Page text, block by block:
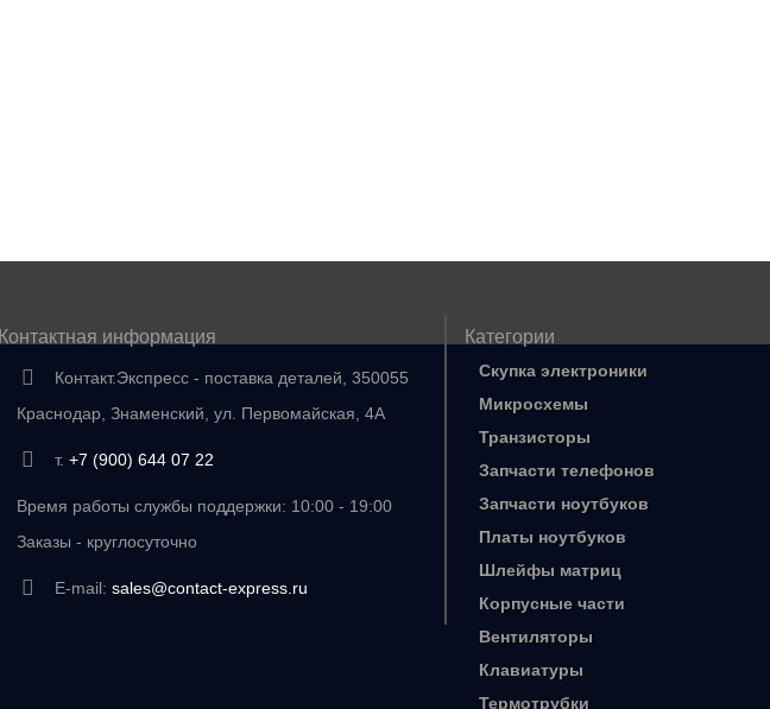
Контактная информация
Контакт.Экспресс - поставка деталей, 350055
Краснодар, Знаменский, ул. Первомайская, 4А
т. +7 (900) 644 07 22
Время работы службы поддержки: 10:00 - 19:00
Заказы - круглосуточно
E-mail: sales@contact-express.ru
Категории
Скупка электроники
Микросхемы
Транзисторы
Запчасти телефонов
Запчасти ноутбуков
Платы ноутбуков
Шлейфы матриц
Корпусные части
Вентиляторы
Клавиатуры
Термотрубки